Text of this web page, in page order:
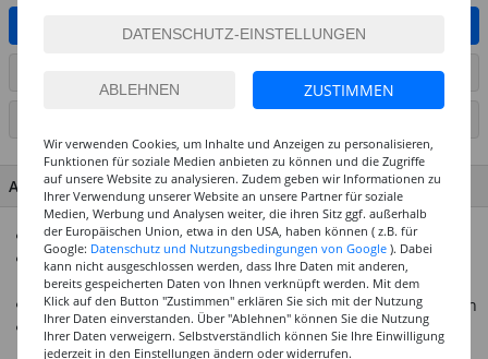
IN DEN WARENKORB
ARTIKEL AUF WUNSCHLISTE SETZEN
ARTIKEL MERKMALE & DETAILS
Acrylfarbe in einer praktischen Sprühflasche
Ideal mit den Amsterdam Acrylfarben und den Amsterdam
Markern kombinierbar
Sprühkopf ermöglicht sowohl dünne Linien als auch Flächen
Nach der Trocknung wasserfest und von sehr hoher
Lichtechtheit
ZUSTIMMEN
Wir verwenden Cookies, um Inhalte und Anzeigen zu personalisieren,
Funktionen für soziale Medien anbieten zu können und die Zugriffe
auf unsere Website zu analysieren. Zudem geben wir Informationen zu
Ihrer Verwendung unserer Website an unsere Partner für soziale
Medien, Werbung und Analysen weiter, die ihren Sitz ggf. außerhalb
der Europäischen Union, etwa in den USA, haben können ( z.B. für
Google: Datenschutz und Nutzungsbedingungen von Google ). Dabei
kann nicht ausgeschlossen werden, dass Ihre Daten mit anderen,
bereits gespeicherten Daten von Ihnen verknüpft werden. Mit dem
Klick auf den Button "Zustimmen" erklären Sie sich mit der Nutzung
Ihrer Daten einverstanden. Über "Ablehnen" können Sie die Nutzung
Ihrer Daten verweigern. Selbstverständlich können Sie Ihre Einwilligung
jederzeit in den Einstellungen ändern oder widerrufen.